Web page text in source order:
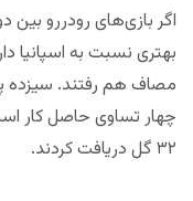
اگر بازی‌های رودررو بین
مصاف هم رفتند. سیزده
۳۲ گل دریافت کردند.